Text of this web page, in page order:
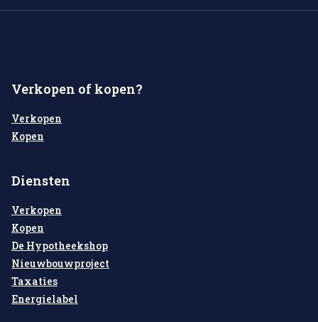
Verkopen of kopen?
Verkopen
Kopen
Diensten
Verkopen
Kopen
De Hypotheekshop
Nieuwbouwproject
Taxaties
Energielabel